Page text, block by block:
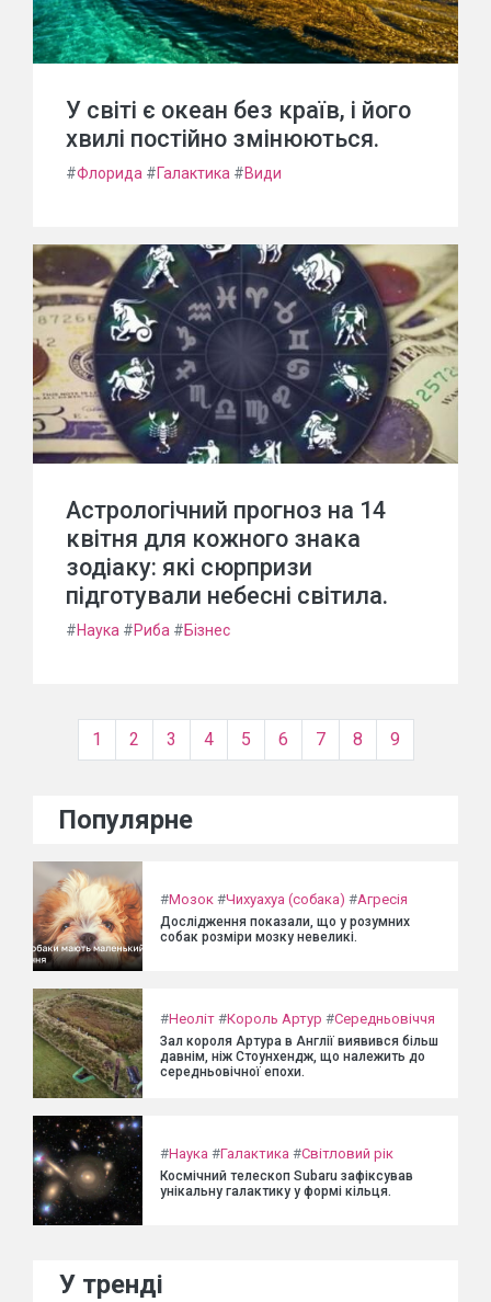
У світі є океан без країв, і його
хвилі постійно змінюються.
#Флорида #Галактика #Види
Астрологічний прогноз на 14
квітня для кожного знака
зодіаку: які сюрпризи
підготували небесні світила.
#Наука #Риба #Бізнес
1 2 3 4 5 6 7 8 9
Популярне
#Мозок #Чихуахуа (собака) #Агресія
Дослідження показали, що у розумних
собак розміри мозку невеликі.
#Неоліт #Король Артур #Середньовіччя
Зал короля Артура в Англії виявився більш
давнім, ніж Стоунхендж, що належить до
середньовічної епохи.
#Наука #Галактика #Світловий рік
Космічний телескоп Subaru зафіксував
унікальну галактику у формі кільця.
У тренді